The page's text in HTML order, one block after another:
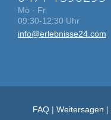
Mo - Fr
09:30-12:30 Uhr
info@erlebnisse24.com
FAQ| Weitersagen |